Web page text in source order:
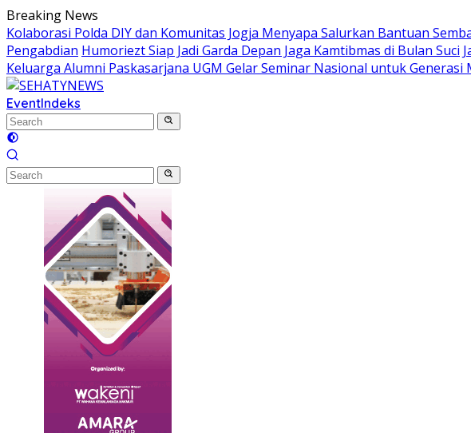
Skip
to
content
Breaking News
Kolaborasi Polda DIY dan Komunitas Jogja Menyapa Salurkan Bantuan
Pengabdian Humoriezt Siap Jadi Garda Depan Jaga Kamtibmas di Bulan Suci
Keluarga Alumni Paskasarjana UGM Gelar Seminar Nasional untuk Generasi
EventIndeks